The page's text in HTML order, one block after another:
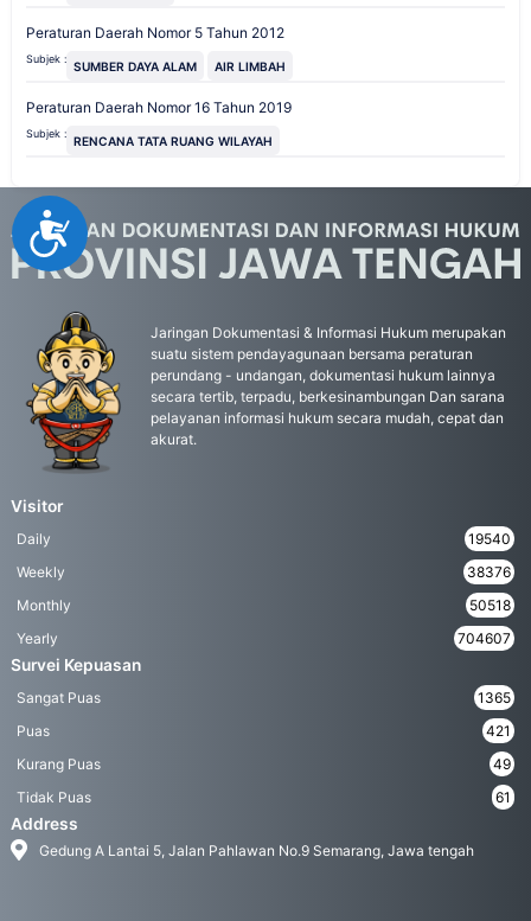
Accessibility
Peraturan Daerah Nomor 5 Tahun 2012
Subjek : SUMBER DAYA ALAM AIR LIMBAH
Peraturan Daerah Nomor 16 Tahun 2019
Subjek : RENCANA TATA RUANG WILAYAH
Jaringan Dokumentasi & Informasi Hukum merupakan
suatu sistem pendayagunaan bersama peraturan
perundang - undangan, dokumentasi hukum lainnya
secara tertib, terpadu, berkesinambungan Dan sarana
pelayanan informasi hukum secara mudah, cepat dan
akurat.
Visitor
Daily
19540
Weekly
38376
Monthly
50518
Yearly
704607
Survei Kepuasan
Sangat Puas
1365
Puas
421
Kurang Puas
49
Tidak Puas
61
Address
Gedung A Lantai 5, Jalan Pahlawan No.9 Semarang, Jawa tengah